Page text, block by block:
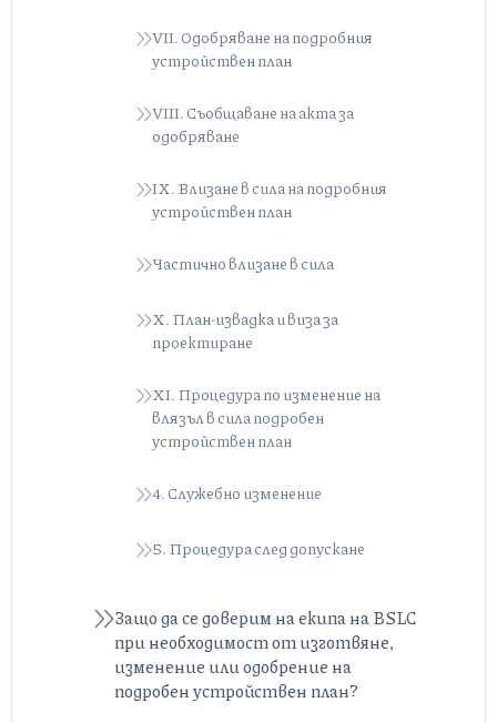
VII. Одобряване на подробния
устройствен план
VIII. Съобщаване на акта за
одобряване
IX. Влизане в сила на подробния
устройствен план
Частично влизане в сила
X. План-извадка и виза за
проектиране
XI. Процедура по изменение на
влязъл в сила подробен
устройствен план
4. Служебно изменение
5. Процедура след допускане
Защо да се доверим на екипа на BSLC
при необходимост от изготвяне,
изменение или одобрение на
подробен устройствен план?